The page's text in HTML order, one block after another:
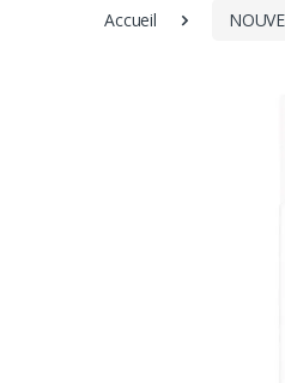
Accueil